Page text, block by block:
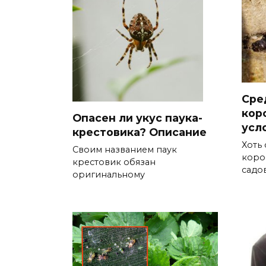
Опасен ли укус паука-
крестовика? Описание
Своим названием паук
крестовик обязан
оригинальному
Хоть